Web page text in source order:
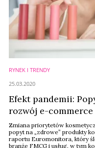
RYNEK I TRENDY
Efekt pandemii:
rozwój e-commerce
Zmiana priorytetów
popyt na „zdrowe” produkty
raportu Euromonitora, który
branże FMCG i usług, w tym
25.03.2020